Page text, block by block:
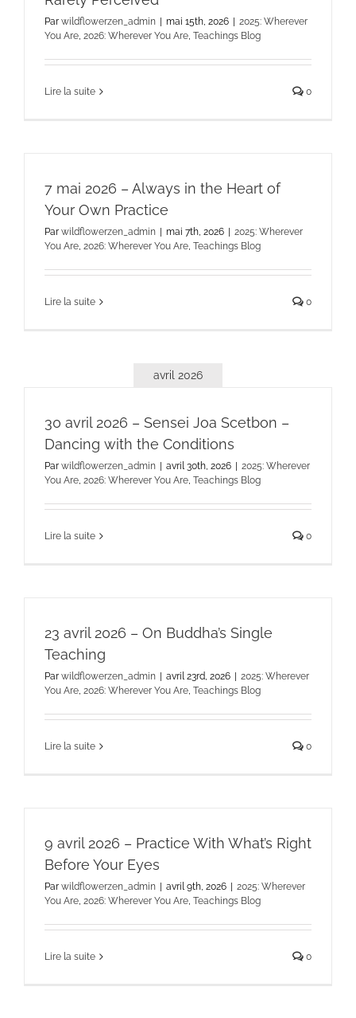
Par wildflowerzen_admin mai 15th, 2026
2025: Wherever
You Are, 2026: Wherever You Are, Teachings Blog
Lire la suite 0
7 mai 2026 – Always in the Heart of
Your Own Practice
Par wildflowerzen_admin mai 7th, 2026
2025: Wherever
You Are, 2026: Wherever You Are, Teachings Blog
Lire la suite 0
avril 2026
30 avril 2026 – Sensei Joa Scetbon –
Dancing with the Conditions
Par wildflowerzen_admin avril 30th, 2026
2025: Wherever
You Are, 2026: Wherever You Are, Teachings Blog
Lire la suite 0
23 avril 2026 – On Buddha’s Single
Teaching
Par wildflowerzen_admin avril 23rd, 2026
2025: Wherever
You Are, 2026: Wherever You Are, Teachings Blog
Lire la suite 0
9 avril 2026 – Practice With What’s Right
Before Your Eyes
Par wildflowerzen_admin avril 9th, 2026
2025: Wherever
You Are, 2026: Wherever You Are, Teachings Blog
Lire la suite 0